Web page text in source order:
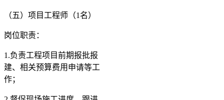
（五）项目工程师（1名）
岗位职责：
1.负责工程项目前期报批报
建、相关预算费用申请等工
作；